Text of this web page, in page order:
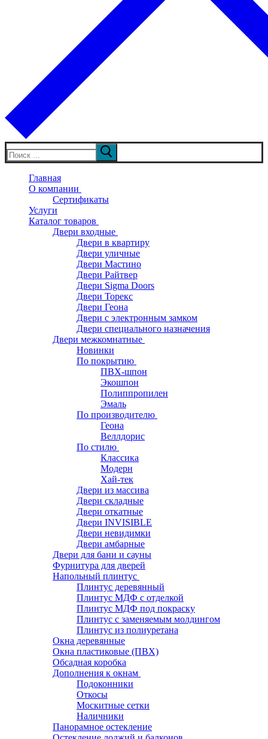
Искать:
Главная
О компании
Сертификаты
Услуги
Каталог товаров
Двери входные
Двери в квартиру
Двери уличные
Двери Мастино
Двери Райтвер
Двери Sigma Doors
Двери Торекс
Двери Геона
Двери с электронным замком
Двери специального назначения
Двери межкомнатные
Новинки
По покрытию
ПВХ-шпон
Экошпон
Полиппропилен
Эмаль
По производителю
Геона
Веллдорис
По стилю
Классика
Модерн
Хай-тек
Двери из массива
Двери складные
Двери откатные
Двери INVISIBLE
Двери невидимки
Двери амбарные
Двери для бани и сауны
Фурнитура для дверей
Напольный плинтус
Плинтус деревянный
Плинтус МДФ с отделкой
Плинтус МДФ под покраску
Плинтус с заменяемым молдингом
Плинтус из полиуретана
Окна деревянные
Окна пластиковые (ПВХ)
Обсадная коробка
Дополнения к окнам
Подоконники
Откосы
Москитные сетки
Наличники
Панорамное остекление